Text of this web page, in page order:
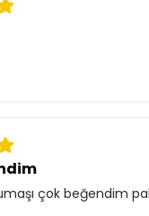
çok beğendim